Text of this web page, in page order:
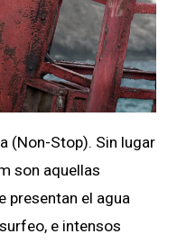
(Non-Stop). Sin lugar
son aquellas
presentan el agua
e intensos